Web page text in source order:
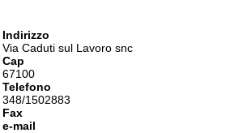
Indirizzo
Via Caduti sul Lavoro snc
Cap
67100
Telefono
348/1502883
Fax
e-mail